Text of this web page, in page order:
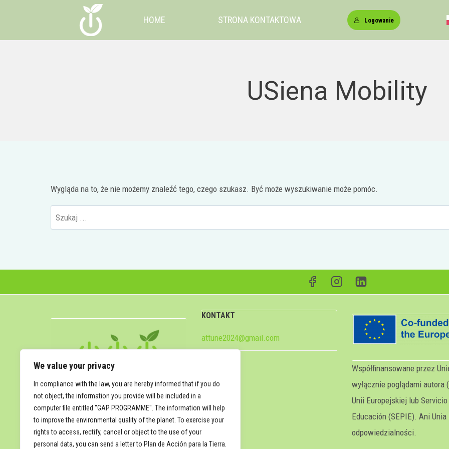
We value your privacy
In compliance with the law, you are hereby informed that if you do
not object, the information you provide will be included in a
computer file entitled "GAP PROGRAMME". The information will help
to improve the environmental quality of the planet. To exercise your
rights to access, rectify, cancel or object to the use of your
personal data, you can send a letter to Plan de Acción para la Tierra.
treści
HOME STRONA KONTAKTOWA Logowanie
USiena Mobility
Wygląda na to, że nie możemy znaleźć tego, czego szukasz. Być może wyszukiwanie może pomóc.
Wyszukaj:
KONTAKT
attune2024@gmail.com
Współfinansowane przez
wyłącznie poglądami
Unii Europejskiej lub
Educación (SEPIE). Ani
odpowiedzialności.